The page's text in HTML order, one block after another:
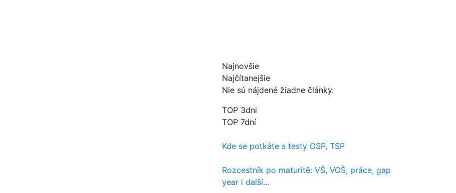
Najnovšie
Najčítanejšie
Nie sú nájdené žiadne články.
TOP 3dni
TOP 7dní
Kde se potkáte s testy OSP, TSP
Rozcestník po maturitě: VŠ, VOŠ, práce, gap
year i další...